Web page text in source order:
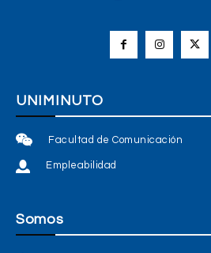
UNIMINUTO
Facultad de Comunicación
Empleabilidad
Somos